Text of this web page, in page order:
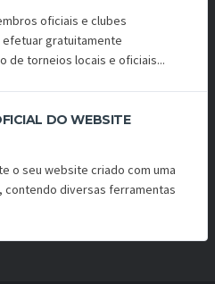
oficiais e clubes
efetuar gratuitamente
de torneios locais e oficiais...
DO WEBSITE
o seu website criado com uma
contendo diversas ferramentas